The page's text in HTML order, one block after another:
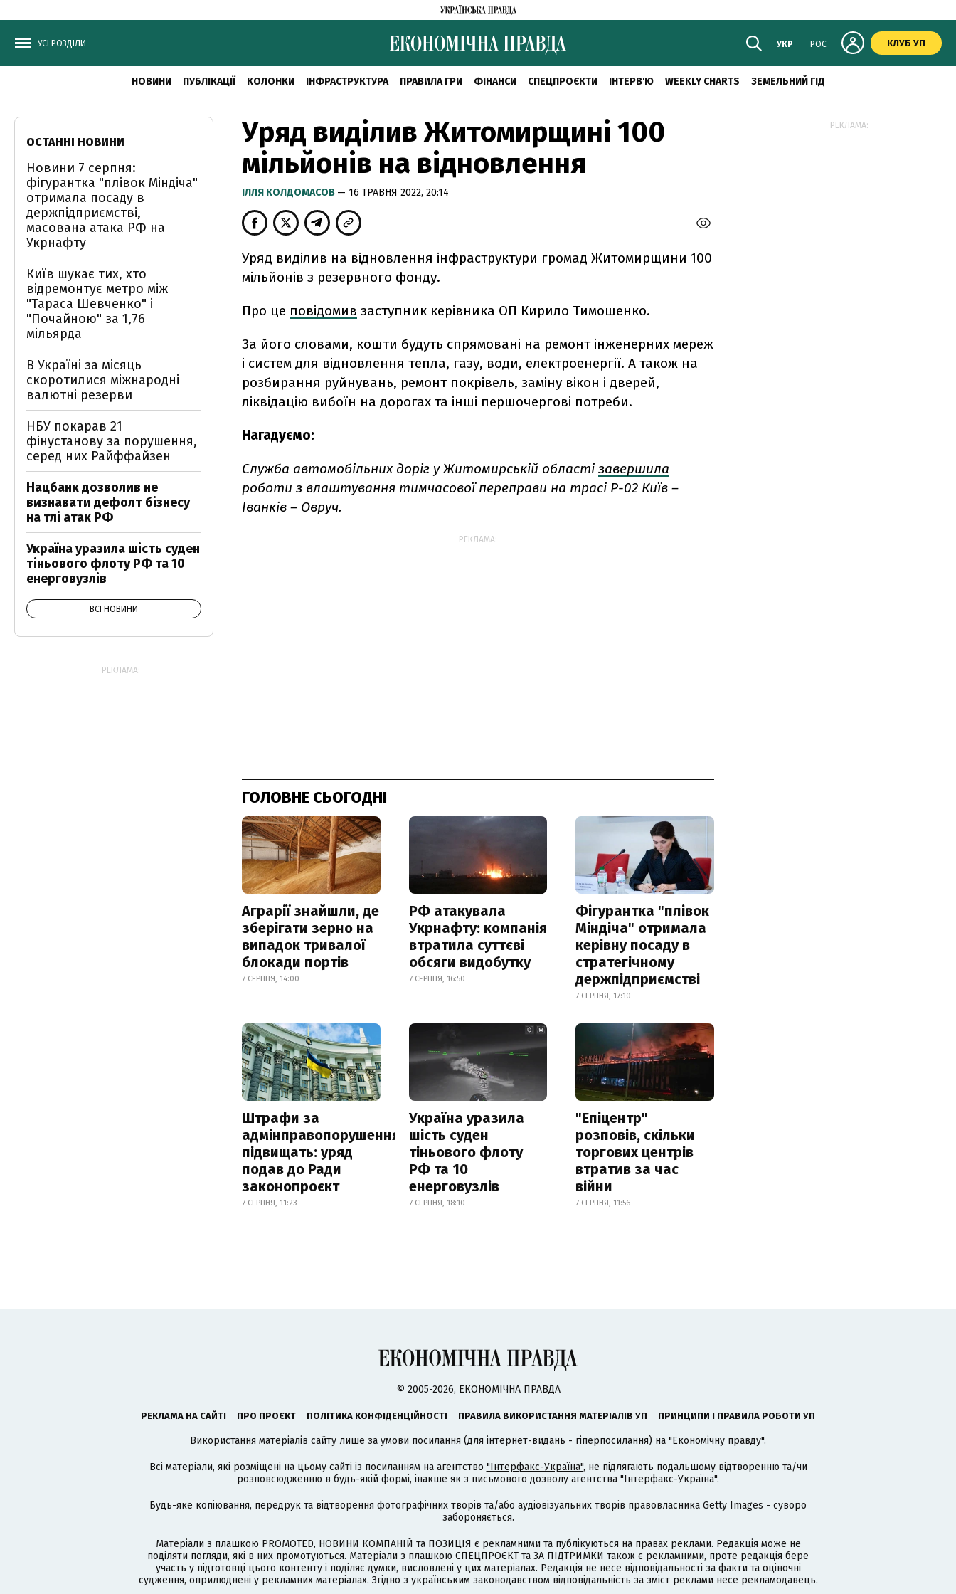
УСІ РОЗДІЛИ УКР РОС КЛУБ УП
НОВИНИ ПУБЛІКАЦІЇ КОЛОНКИ ІНФРАСТРУКТУРА ПРАВИЛА ГРИ ФІНАНСИ СПЕЦПРОЄКТИ ІНТЕРВ'Ю WEEKLY CHARTS ЗЕМЕЛЬНИЙ ГІД
Уряд виділив Житомирщині 100
мільйонів на відновлення
ІЛЛЯ КОЛДОМАСОВ — 16 ТРАВНЯ 2022, 20:14
Уряд виділив на відновлення інфраструктури громад Житомирщини 100
мільйонів з резервного фонду.
Про це повідомив заступник керівника ОП Кирило Тимошенко.
За його словами, кошти будуть спрямовані на ремонт інженерних мереж
і систем для відновлення тепла, газу, води, електроенергії. А також на
розбирання руйнувань, ремонт покрівель, заміну вікон і дверей,
ліквідацію вибоїн на дорогах та інші першочергові потреби.
Нагадуємо:
Служба автомобільних доріг у Житомирській області завершила
роботи з влаштування тимчасової переправи на трасі Р-02 Київ –
Іванків – Овруч.
РЕКЛАМА:
ГОЛОВНЕ СЬОГОДНІ
Аграрії знайшли, де
зберігати зерно на
випадок тривалої
блокади портів
7 СЕРПНЯ, 14:00
РФ атакувала
Укрнафту: компанія
втратила суттєві
обсяги видобутку
7 СЕРПНЯ, 16:50
Фігурантка "плівок
Міндіча" отримала
керівну посаду в
стратегічному
держпідприємстві
7 СЕРПНЯ, 17:10
Штрафи за
адмінправопорушення
підвищать: уряд
подав до Ради
законопроєкт
7 СЕРПНЯ, 11:23
Україна уразила
шість суден
тіньового флоту
РФ та 10
енерговузлів
7 СЕРПНЯ, 18:10
"Епіцентр"
розповів, скільки
торгових центрів
втратив за час
війни
7 СЕРПНЯ, 11:56
ОСТАННІ НОВИНИ
Новини 7 серпня:
фігурантка "плівок Міндіча"
отримала посаду в
держпідприємстві,
масована атака РФ на
Укрнафту
Київ шукає тих, хто
відремонтує метро між
"Тараса Шевченко" і
"Почайною" за 1,76
мільярда
В Україні за місяць
скоротилися міжнародні
валютні резерви
НБУ покарав 21
фінустанову за порушення,
серед них Райффайзен
Нацбанк дозволив не
визнавати дефолт бізнесу
на тлі атак РФ
Україна уразила шість суден
тіньового флоту РФ та 10
енерговузлів
ВСІ НОВИНИ
РЕКЛАМА:
РЕКЛАМА:
© 2005-2026, ЕКОНОМІЧНА ПРАВДА
РЕКЛАМА НА САЙТІ ПРО ПРОЄКТ ПОЛІТИКА КОНФІДЕНЦІЙНОСТІ ПРАВИЛА ВИКОРИСТАННЯ МАТЕРІАЛІВ УП ПРИНЦИПИ І ПРАВИЛА РОБОТИ УП
Використання матеріалів сайту лише за умови посилання (для інтернет-видань - гіперпосилання) на "Економічну правду".
Всі матеріали, які розміщені на цьому сайті із посиланням на агентство "Інтерфакс-Україна", не підлягають подальшому відтворенню та/чи
розповсюдженню в будь-якій формі, інакше як з письмового дозволу агентства "Інтерфакс-Україна".
Будь-яке копіювання, передрук та відтворення фотографічних творів та/або аудіовізуальних творів правовласника Getty Images - суворо
забороняється.
Матеріали з плашкою PROMOTED, НОВИНИ КОМПАНІЙ та ПОЗИЦІЯ є рекламними та публікуються на правах реклами. Редакція може не
поділяти погляди, які в них промотуються. Матеріали з плашкою СПЕЦПРОЄКТ та ЗА ПІДТРИМКИ також є рекламними, проте редакція бере
участь у підготовці цього контенту і поділяє думки, висловлені у цих матеріалах. Редакція не несе відповідальності за факти та оціночні
судження, оприлюднені у рекламних матеріалах. Згідно з українським законодавством відповідальність за зміст реклами несе рекламодавець.